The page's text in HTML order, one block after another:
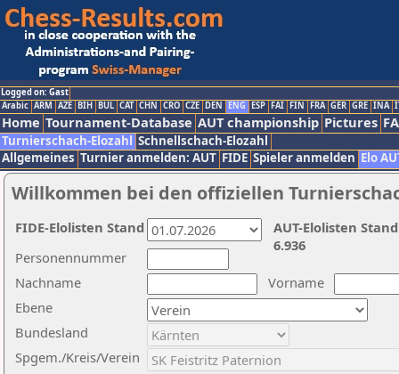
Logged on: Gast
Arabic ARM AZE BIH BUL CAT CHN CRO CZE DEN ENG ESP FAI FIN FRA GER GRE INA
Home Tournament-Database AUT championship Pictures
Turnierschach-Elozahl Schnellschach-Elozahl
Allgemeines Turnier anmelden: AUT FIDE Spieler anmelden Elo
Willkommen bei den offiziellen
Nachname
Vorname
Ebene
Personennummer
Bundesland
Spgem./Kreis/Verein
AUT-Elolisten
6.936
FIDE-Elolisten Stand